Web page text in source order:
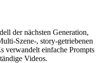
der nächsten Generation,
Szene-, story-getriebenen
verwandelt einfache Prompts
Videos.